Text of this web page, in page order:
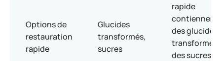
Options de
restauration
rapide
Glucides
transformés,
sucres
rapide
contiennent
des glucides
transformés
des sucres,